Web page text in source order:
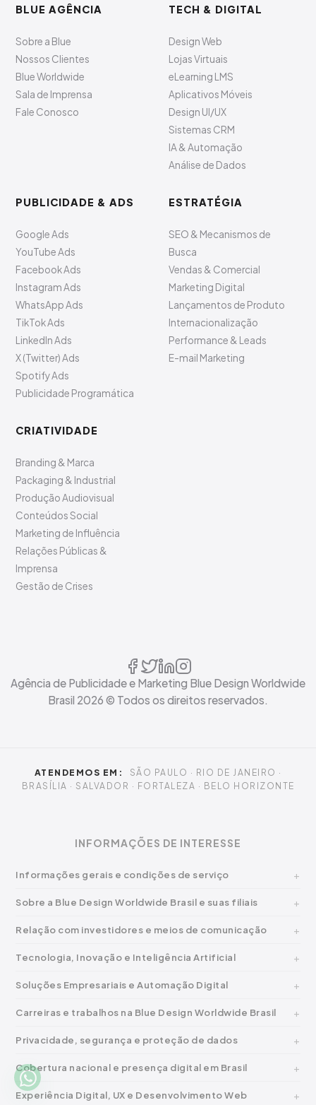
BLUE AGÊNCIA
Sobre a Blue
Nossos Clientes
Blue Worldwide
Sala de Imprensa
Fale Conosco
TECH & DIGITAL
Design Web
Lojas Virtuais
eLearning LMS
Aplicativos Móveis
Design UI/UX
Sistemas CRM
IA & Automação
Análise de Dados
PUBLICIDADE & ADS
Google Ads
YouTube Ads
Facebook Ads
Instagram Ads
WhatsApp Ads
TikTok Ads
LinkedIn Ads
X (Twitter) Ads
Spotify Ads
Publicidade Programática
ESTRATÉGIA
SEO & Mecanismos de
Busca
Vendas & Comercial
Marketing Digital
Lançamentos de Produto
Internacionalização
Performance & Leads
E-mail Marketing
CRIATIVIDADE
Branding & Marca
Packaging & Industrial
Produção Audiovisual
Conteúdos Social
Marketing de Influência
Relações Públicas &
Imprensa
Gestão de Crises
Agência de Publicidade e Marketing Blue Design Worldwide
Brasil 2026 © Todos os direitos reservados.
ATENDEMOS EM:
SÃO PAULO · RIO DE JANEIRO ·
BRASÍLIA · SALVADOR · FORTALEZA · BELO HORIZONTE
INFORMAÇÕES DE INTERESSE
Informações gerais e condições de serviço
Sobre a Blue Design Worldwide Brasil e suas filiais
Relação com investidores e meios de comunicação
Tecnologia, Inovação e Inteligência Artificial
Soluções Empresariais e Automação Digital
Carreiras e trabalhos na Blue Design Worldwide Brasil
Privacidade, segurança e proteção de dados
Cobertura nacional e presença digital em Brasil
Experiência Digital, UX e Desenvolvimento Web